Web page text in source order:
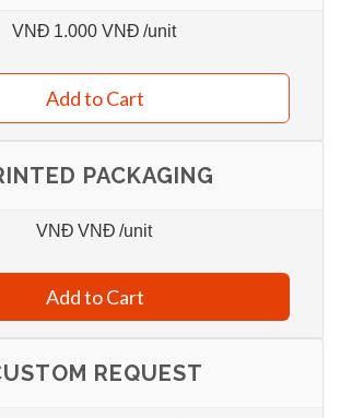
VNĐ 1.000 VNĐ /unit
Add to Cart
PACKAGING
VNĐ VNĐ /unit
Add to Cart
REQUEST